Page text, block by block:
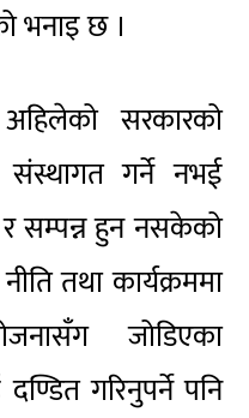
भनाइ छ ।
सरकारको
संस्थागत गर्ने नभई
सम्पन्न हुन नसकेको
तथा कार्यक्रममा
जोडिएका
गरिनुपर्ने पनि